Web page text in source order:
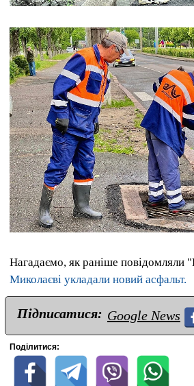
Нагадаємо, як раніше повідомляли
Миколаєві укладали новий асфальт.
Підписатися: Google News
Поділитися: